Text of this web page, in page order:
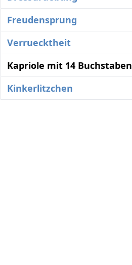
Freudensprung
Verruecktheit
Kapriole mit 14 Buchstaben
Kinkerlitzchen